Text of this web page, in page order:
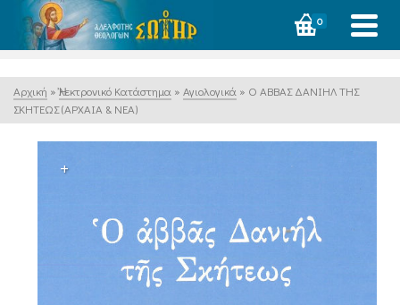
0
Αρχική » Ἠλεκτρονικό Κατάστημα » Αγιολογικά » Ο ΑΒΒΑΣ ΔΑΝΙΗΛ ΤΗΣ
ΣΚΗΤΕΩΣ (ΑΡΧΑΙΑ & ΝΕΑ)